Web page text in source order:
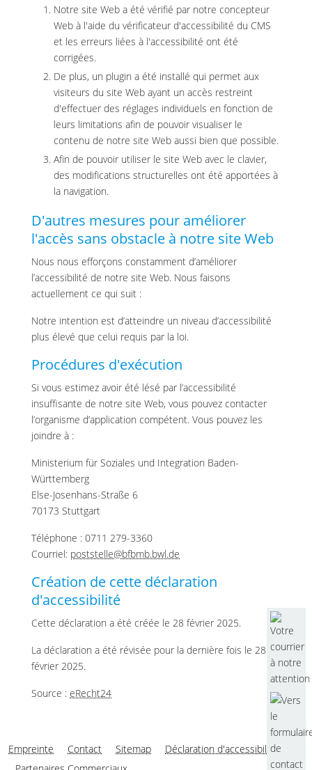
Notre site Web a été vérifié par notre concepteur
Web à l'aide du vérificateur d'accessibilité du CMS
et les erreurs liées à l'accessibilité ont été
corrigées.
De plus, un plugin a été installé qui permet aux
visiteurs du site Web ayant un accès restreint
d'effectuer des réglages individuels en fonction de
leurs limitations afin de pouvoir visualiser le
contenu de notre site Web aussi bien que possible.
Afin de pouvoir utiliser le site Web avec le clavier,
des modifications structurelles ont été apportées à
la navigation.
D'autres mesures pour améliorer
l'accès sans obstacle à notre site Web
Nous nous efforçons constamment d’améliorer
l’accessibilité de notre site Web. Nous faisons
actuellement ce qui suit :
Notre intention est d’atteindre un niveau d’accessibilité
plus élevé que celui requis par la loi.
Procédures d'exécution
Si vous estimez avoir été lésé par l’accessibilité
insuffisante de notre site Web, vous pouvez contacter
l’organisme d’application compétent. Vous pouvez les
joindre à :
Ministerium für Soziales und Integration Baden-
Württemberg
Else-Josenhans-Straße 6
70173 Stuttgart
Téléphone : 0711 279-3360
Courriel: poststelle@bfbmb.bwl.de
Création de cette déclaration
d'accessibilité
Cette déclaration a été créée le 28 février 2025.
La déclaration a été révisée pour la dernière fois le 28
février 2025.
Source :eRecht24
Empreinte Contact Sitemap
Déclaration d'accessibilité